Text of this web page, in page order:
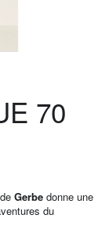
70
de Gerbe donne une
du